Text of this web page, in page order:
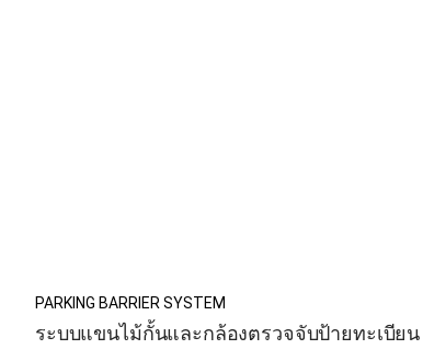
PARKING BARRIER SYSTEM
ระบบแขนไม้กั้นและกล้องตรวจจับป้ายทะเบียน